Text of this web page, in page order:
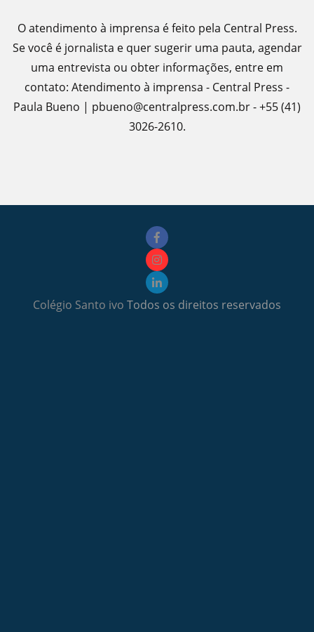
O atendimento à imprensa é feito pela Central Press.
Se você é jornalista e quer sugerir uma pauta, agendar
uma entrevista ou obter informações, entre em
contato: Atendimento à imprensa - Central Press -
Paula Bueno | pbueno@centralpress.com.br - +55 (41)
3026-2610.
Colégio Santo ivo Todos os direitos reservados